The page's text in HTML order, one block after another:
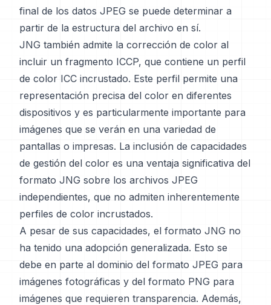
final de los datos JPEG se puede determinar a
partir de la estructura del archivo en sí.
JNG también admite la corrección de color al
incluir un fragmento ICCP, que contiene un perfil
de color ICC incrustado. Este perfil permite una
representación precisa del color en diferentes
dispositivos y es particularmente importante para
imágenes que se verán en una variedad de
pantallas o impresas. La inclusión de capacidades
de gestión del color es una ventaja significativa del
formato JNG sobre los archivos JPEG
independientes, que no admiten inherentemente
perfiles de color incrustados.
A pesar de sus capacidades, el formato JNG no
ha tenido una adopción generalizada. Esto se
debe en parte al dominio del formato JPEG para
imágenes fotográficas y del formato PNG para
imágenes que requieren transparencia. Además,